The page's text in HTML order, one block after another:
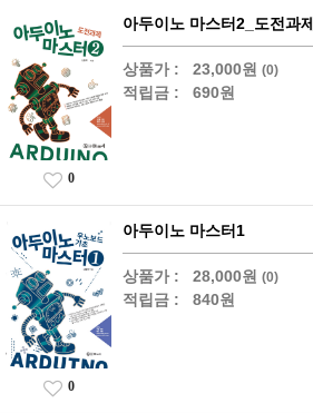
아두이노 마스터2_도전과제
상품가 : 23,000원 (0)
적립금 : 690원
0
아두이노 마스터1
상품가 : 28,000원 (0)
적립금 : 840원
0